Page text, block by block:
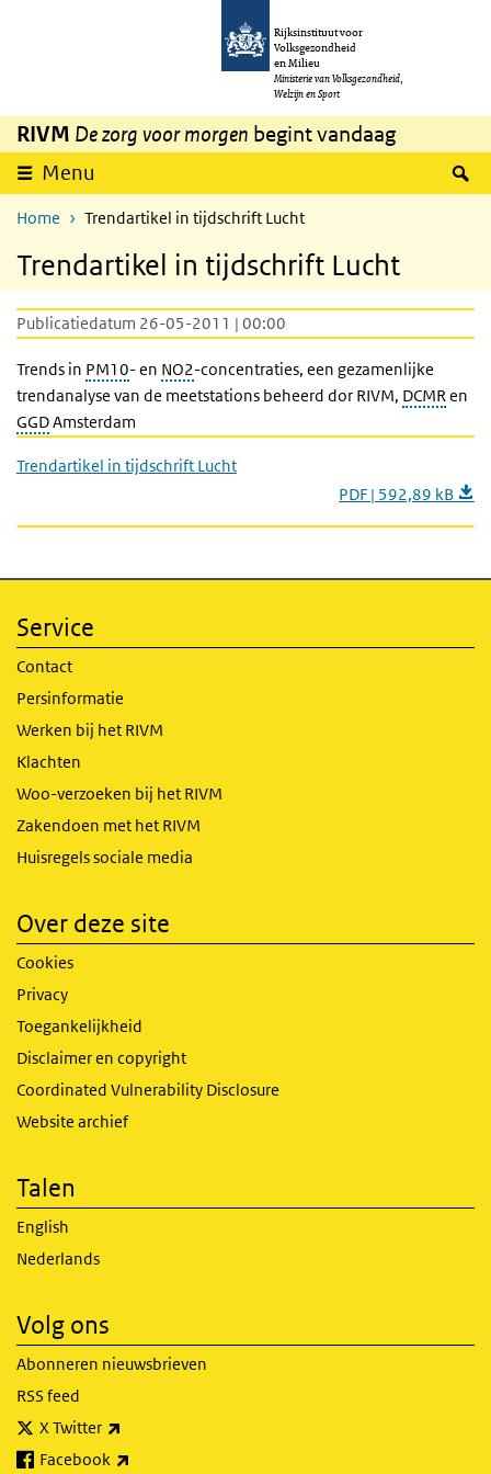
Overslaan en naar de inhoud gaan
Rijksinstituut voor
Volksgezondheid
en Milieu
Ministerie van Volksgezondheid,
Welzijn en Sport
RIVM De zorg voor morgen begint vandaag
Menu
Home Trendartikel in tijdschrift Lucht
Trendartikel in tijdschrift Lucht
Publicatiedatum 26-05-2011 | 00:00
Trends in PM10- en NO2-concentraties, een gezamenlijke
trendanalyse van de meetstations beheerd dor RIVM, DCMRen
GGDAmsterdam
Trendartikel in tijdschrift Lucht
PDF | 592,89 kB
Service
Contact
Persinformatie
Werken bij het RIVM
Klachten
Woo-verzoeken bij het RIVM
Zakendoen met het RIVM
Huisregels sociale media
Over deze site
Cookies
Privacy
Toegankelijkheid
Disclaimer en copyright
Coordinated Vulnerability Disclosure
Website archief
Talen
English
Nederlands
Volg ons
Abonneren nieuwsbrieven
RSS feed
X Twitter
Facebook